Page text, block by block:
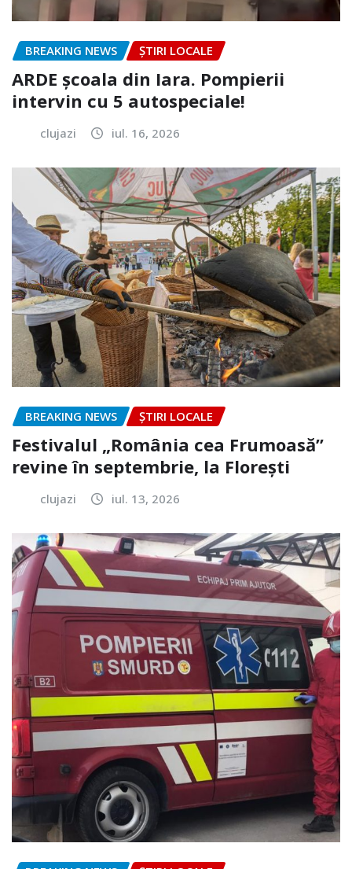
BREAKING NEWS ȘTIRI LOCALE
ARDE școala din Iara. Pompierii
intervin cu 5 autospeciale!
clujazi iul. 16, 2026
BREAKING NEWS ȘTIRI LOCALE
Festivalul „România cea Frumoasă”
revine în septembrie, la Florești
clujazi iul. 13, 2026